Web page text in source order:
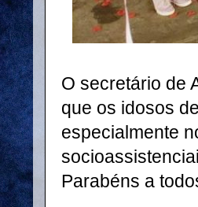
O secretário de
que os idosos
especialmente
Parabéns a